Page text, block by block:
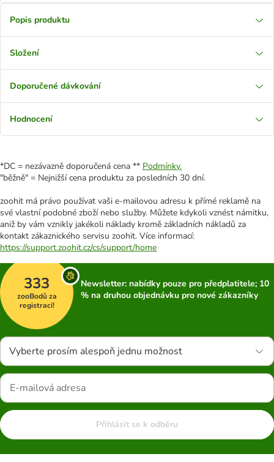
Popis produktu
Složení
Doporučené dávkování
Hodnocení
*DC = nezávazně doporučená cena ** Podmínky.
"běžně" = Nejnižší cena produktu za posledních 30 dní.
zoohit má právo používat vaši e-mailovou adresu k přímé reklamě na
své vlastní podobné zboží nebo služby. Můžete kdykoli vznést námitku,
aniž by vám vznikly jakékoli náklady kromě základních nákladů za
kontakt zákaznického servisu zoohit. Více informací:
https://support.zoohit.cz/cs/support/home
333
zooBodů za
registraci!
Newsletter: nabídky pouze pro předplatitele; 10
% na druhou objednávku pro nové zákazníky
Vyberte prosím alespoň jednu možnost
Přihlásit se k odběru